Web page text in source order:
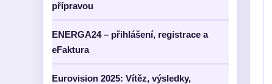
přípravou
ENERGA24 – přihlášení, registrace a
eFaktura
Eurovision 2025: Vítěz, výsledky,